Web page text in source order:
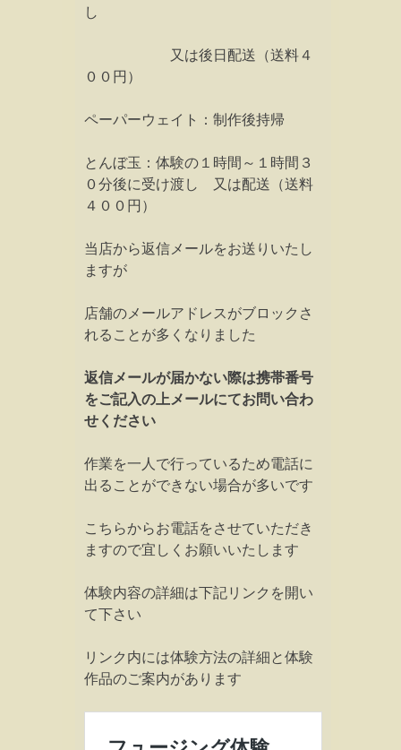
し
又は後日配送（送料４
００円）
ペーパーウェイト：制作後持帰
とんぼ玉：体験の１時間～１時間３
０分後に受け渡し 又は配送（送料
４００円）
当店から返信メールをお送りいたし
ますが
店舗のメールアドレスがブロックさ
れることが多くなりました
返信メールが届かない際は携帯番号
をご記入の上メールにてお問い合わ
せください
作業を一人で行っているため電話に
出ることができない場合が多いです
こちらからお電話をさせていただき
ますので宜しくお願いいたします
体験内容の詳細は下記リンクを開い
て下さい
リンク内には体験方法の詳細と体験
作品のご案内があります